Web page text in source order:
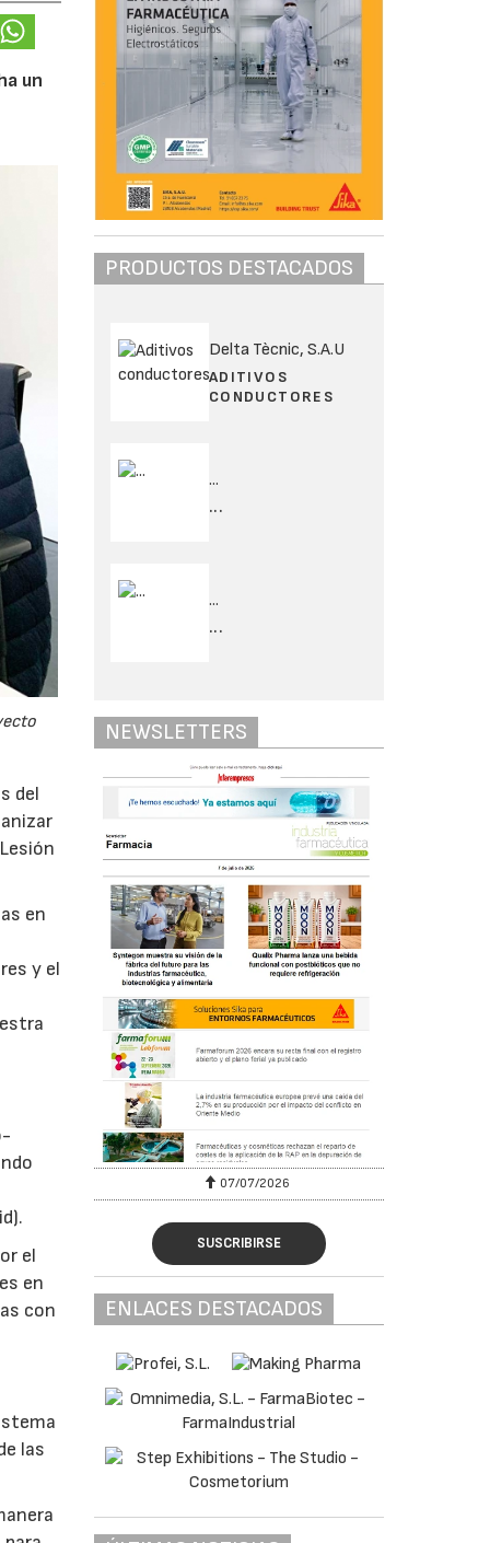
un
del
en
y el
el
en
con
las
PRODUCTOS DESTACADOS
Delta Tècnic, S.A.U
ADITIVOS
CONDUCTORES
...
...
...
...
NEWSLETTERS
07/07/2026
SUSCRIBIRSE
ENLACES DESTACADOS